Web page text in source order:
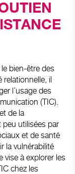
bien-être des
relationnelle, il
l’usage des
(TIC).
de la
utilisées par
et de santé
la vulnérabilité
vise à explorer les
chez les